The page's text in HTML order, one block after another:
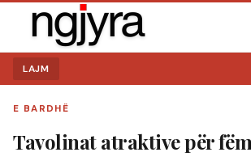
LAJM
E BARDHË
Tavolinat atraktive për